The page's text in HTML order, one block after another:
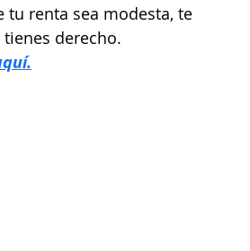
tu renta sea modesta, te
derecho.